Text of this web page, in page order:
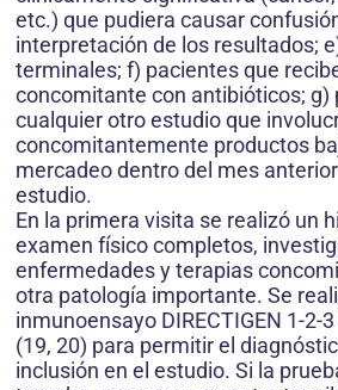
etc.) que pudiera causar
interpretación de los resultados;
terminales; f) pacientes que
concomitante con antibióticos; g)
cualquier otro estudio que
concomitantemente productos
mercadeo dentro del mes
estudio.
En la primera visita se realizó un
examen físico completos,
enfermedades y terapias
otra patología importante. Se
inmunoensayo DIRECTIGEN 1-2-
(19, 20) para permitir el
inclusión en el estudio. Si la